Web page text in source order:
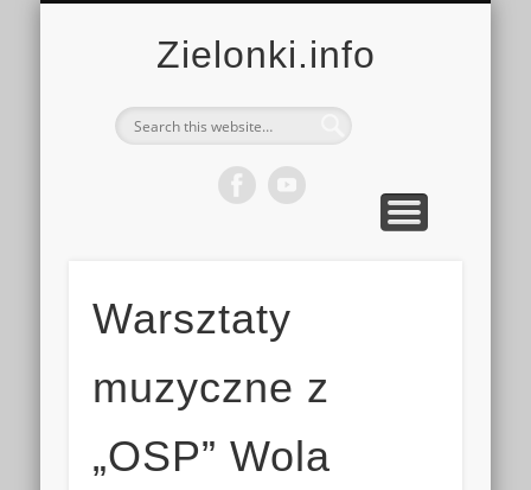
Zielonki.info
Warsztaty
muzyczne z
„OSP” Wola